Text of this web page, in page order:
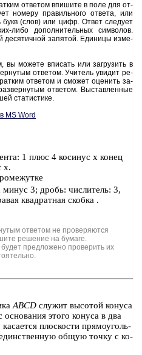
от­ве­том впи­ши­те в поле для от­
но­ме­ру пра­виль­но­го от­ве­та, или
букв (слов) или цифр. Ответ сле­ду­ет
либо до­пол­ни­тель­ных сим­во­лов.
де­ся­тич­ной за­пя­той. Еди­ни­цы из­ме­
вы мо­же­те впи­сать или за­гру­зить в
от­ве­том. Учи­тель уви­дит ре­
от­ве­том и смо­жет оце­нить за­
от­ве­том. Вы­став­лен­ные
ста­ти­сти­ке.
MS Word
ответом не проверяются
решение на бумаге.
предложено проверить их
ABCD слу­жит вы­со­той ко­ну­са
этого ко­ну­са в два
плос­ко­сти пря­мо­уголь­
общую точку с ко­